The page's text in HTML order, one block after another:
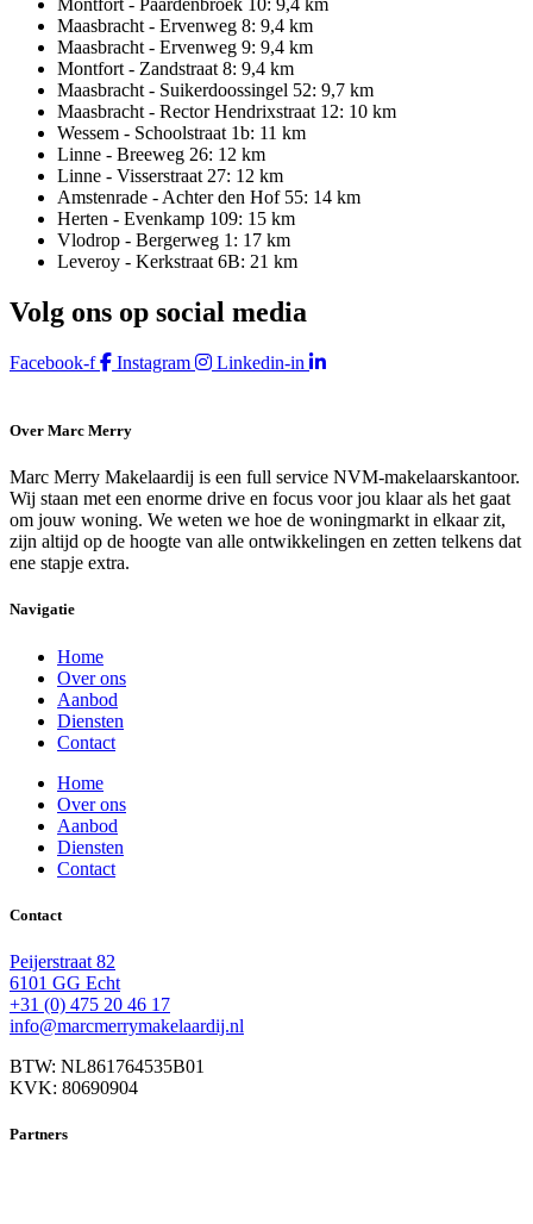
Montfort - Paardenbroek 10: 9,4 km
Maasbracht - Ervenweg 8: 9,4 km
Maasbracht - Ervenweg 9: 9,4 km
Montfort - Zandstraat 8: 9,4 km
Maasbracht - Suikerdoossingel 52: 9,7 km
Maasbracht - Rector Hendrixstraat 12: 10 km
Wessem - Schoolstraat 1b: 11 km
Linne - Breeweg 26: 12 km
Linne - Visserstraat 27: 12 km
Amstenrade - Achter den Hof 55: 14 km
Herten - Evenkamp 109: 15 km
Vlodrop - Bergerweg 1: 17 km
Leveroy - Kerkstraat 6B: 21 km
Volg ons op social media
Facebook-f Instagram Linkedin-in
Over Marc Merry
Marc Merry Makelaardij is een full service NVM-makelaarskantoor.
Wij staan met een enorme drive en focus voor jou klaar als het gaat
om jouw woning. We weten we hoe de woningmarkt in elkaar zit,
zijn altijd op de hoogte van alle ontwikkelingen en zetten telkens dat
ene stapje extra.
Navigatie
Home
Over ons
Aanbod
Diensten
Contact
Home
Over ons
Aanbod
Diensten
Contact
Contact
Peijerstraat 82
6101 GG Echt
+31 (0) 475 20 46 17
info@marcmerrymakelaardij.nl
BTW: NL861764535B01
KVK: 80690904
Partners